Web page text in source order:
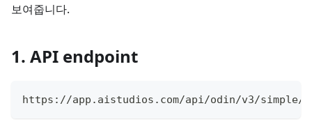
보여줍니다.
1. API endpoint
https://app.aistudios.com/api/odin/v3/simple/